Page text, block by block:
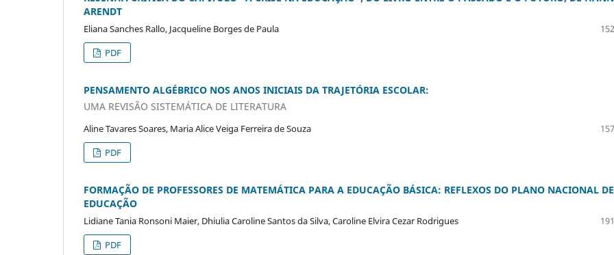
ARENDT
Eliana Sanches Rallo, Jacqueline Borges de Paula
PDF
PENSAMENTO ALGÉBRICO NOS ANOS INICIAIS DA TRAJETÓRIA ESCOLAR:
UMA REVISÃO SISTEMÁTICA DE LITERATURA
Aline Tavares Soares, Maria Alice Veiga Ferreira de Souza
PDF
FORMAÇÃO DE PROFESSORES DE MATEMÁTICA PARA A EDUCAÇÃO BÁSICA: REFLEXOS DO PLANO NACIONAL DE
EDUCAÇÃO
Lidiane Tania Ronsoni Maier, Dhiulia Caroline Santos da Silva, Caroline Elvira Cezar Rodrigues
PDF